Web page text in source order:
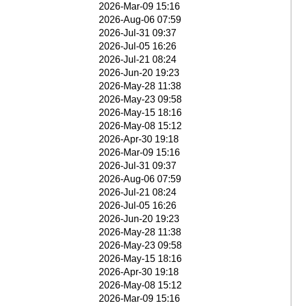
2026-Mar-09 15:16
2026-Aug-06 07:59
2026-Jul-31 09:37
2026-Jul-05 16:26
2026-Jul-21 08:24
2026-Jun-20 19:23
2026-May-28 11:38
2026-May-23 09:58
2026-May-15 18:16
2026-May-08 15:12
2026-Apr-30 19:18
2026-Mar-09 15:16
2026-Jul-31 09:37
2026-Aug-06 07:59
2026-Jul-21 08:24
2026-Jul-05 16:26
2026-Jun-20 19:23
2026-May-28 11:38
2026-May-23 09:58
2026-May-15 18:16
2026-Apr-30 19:18
2026-May-08 15:12
2026-Mar-09 15:16